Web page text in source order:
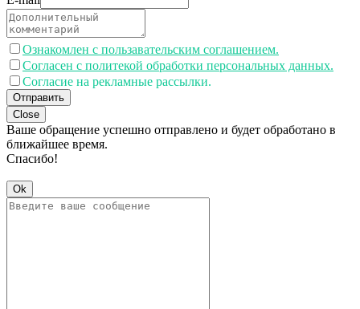
Ознакомлен с пользавательским соглашением.
Согласен с политекой обработки персональных данных.
Согласие на рекламные рассылки.
Отправить
Close
Ваше обращение успешно отправлено и будет обработано в
ближайшее время.
Спасибо!
Ok